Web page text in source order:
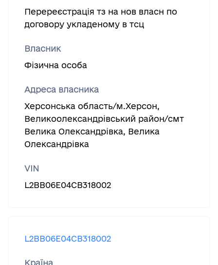
Перереєстрація тз на нов власн по
договору укладеному в тсц
Власник
Фізична особа
Адреса власника
Херсонська область/м.Херсон,
Великоолександрівський район/смт
Велика Олександрівка, Велика
Олександрівка
VIN
L2BB06E04CB318002
L2BB06E04CB318002
Країна